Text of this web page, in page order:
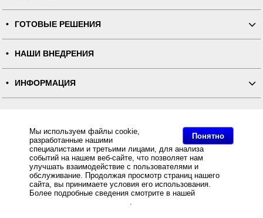
Понятно
Мы используем файлы cookie,
разработанные нашими
специалистами и третьими лицами, для анализа
событий на нашем веб-сайте, что позволяет нам
улучшать взаимодействие с пользователями и
обслуживание. Продолжая просмотр страниц нашего
сайта, вы принимаете условия его использования.
Более подробные сведения смотрите в нашей
.
ГОТОВЫЕ РЕШЕНИЯ
НАШИ ВНЕДРЕНИЯ
ИНФОРМАЦИЯ
ПОЛНАЯ ВЕРСИЯ
Интернет-магазин "ПОСЛЭНД" - торгового оборудования, оборудования для автоматизации общепита и
торговли, расходных материалов
Все права защищены, ООО "ПОСЛЭНД" © 2008-2026.
Политика конфиденциальности
Основное: Комплект "ОТЛИЧНЫЙ БЕЗНАЛИЧНЫЙ" с терминалом Ingenico IWL250 CTLS, банк ЗЕНИТ
купить с доставкой по всей России, самовывоз из Москвы, Комплект "ОТЛИЧНЫЙ БЕЗНАЛИЧНЫЙ" с
терминалом Ingenico IWL250 CTLS, банк ЗЕНИТ за разумную цену и с быстрой доставкой Вы всегда